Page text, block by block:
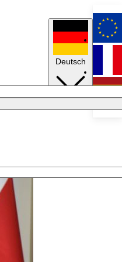
Deutsch